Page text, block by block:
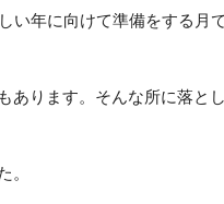
い年に向けて準備をする月
あります。そんな所に落と
。